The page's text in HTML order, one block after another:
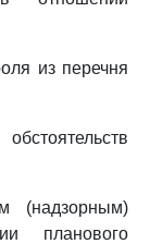
из перечня
(надзорным)
планового